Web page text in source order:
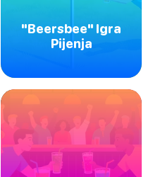
"Beersbee" Igra
Pijenja